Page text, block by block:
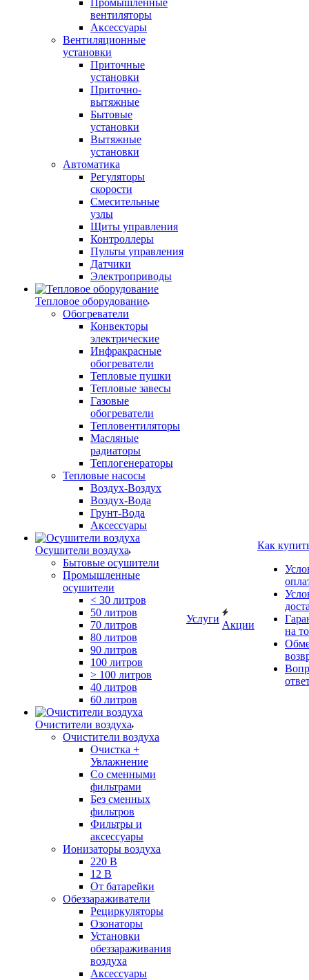
Промышленные
вентиляторы
Аксессуары
Вентиляционные
установки
Приточные
установки
Приточно-
вытяжные
Бытовые
установки
Вытяжные
установки
Автоматика
Регуляторы
скорости
Смесительные
узлы
Щиты управления
Контроллеры
Пульты управления
Датчики
Электроприводы
Тепловое оборудование
Обогреватели
Конвекторы
электрические
Инфракрасные
обогреватели
Тепловые пушки
Тепловые завесы
Газовые
обогреватели
Тепловентиляторы
Масляные
радиаторы
Теплогенераторы
Тепловые насосы
Воздух-Воздух
Воздух-Вода
Грунт-Вода
Аксессуары
Осушители воздуха
Бытовые осушители
Промышленные
осушители
< 30 литров
50 литров
70 литров
80 литров
90 литров
100 литров
> 100 литров
40 литров
60 литров
Очистители воздуха
Очистители воздуха
Очистка +
Увлажнение
Cо сменными
фильтрами
Без сменных
фильтров
Фильтры и
аксессуары
Ионизаторы воздуха
220 В
12 В
От батарейки
Обеззараживатели
Рециркуляторы
Озонаторы
Установки
обеззараживания
воздуха
Аксессуары
Услуги
Акции
Как
на